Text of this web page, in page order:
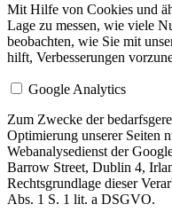
Mit Hilfe von Cookies und
Lage zu messen, wie viele
beobachten, wie Sie mit
hilft, Verbesserungen
Google Analytics
Zum Zwecke der
Optimierung unserer Seiten
Webanalysedienst der
Barrow Street, Dublin 4,
Rechtsgrundlage dieser
Abs. 1 S. 1 lit. a DSGVO.